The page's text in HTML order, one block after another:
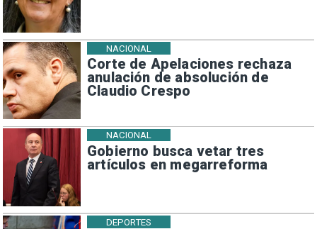
Corte de Apelaciones rechaza
anulación de absolución de
Claudio Crespo
NACIONAL
Gobierno busca vetar tres
artículos en megarreforma
NACIONAL
DEPORTES